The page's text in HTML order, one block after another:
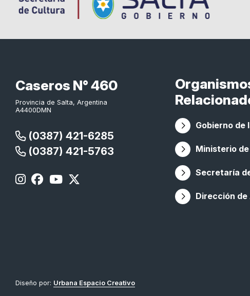
Caseros N° 460
Provincia de Salta, Argentina
A4400DMN
(0387) 421-6285
(0387) 421-5763
Gobierno de
Ministerio
Secretaría
Dirección
Diseño por: Urbana Espacio Creativo